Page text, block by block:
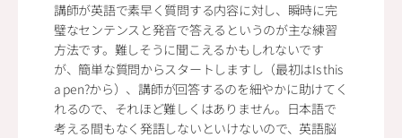
講師が英語で素早く質問する内容に対し、瞬時に完
璧なセンテンスと発音で答えるというのが主な練習
方法です。難しそうに聞こえるかもしれないです
が、簡単な質問からスタートしますし（最初はIs this
a pen?から）、講師が回答するのを細やかに助けてく
れるので、それほど難しくはありません。日本語で
考える間もなく発語しないといけないので、英語脳